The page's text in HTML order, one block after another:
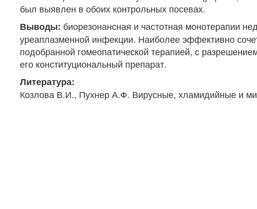
был выявлен в обоих контрольных посевах.
Выводы: биорезонансная и частотная монотерапии
уреаплазменной инфекции. Наиболее эффективно
подобранной гомеопатической терапией, с
его конституциональный препарат.
Литература:
Козлова В.И., Пухнер А.Ф. Вирусные, хламидийные и